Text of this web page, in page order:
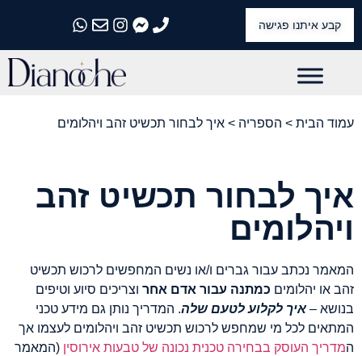
קבע איתנו פגישה
התקשרו אלינו
התקשרו אלינו
התקשרו אלינו
התקשרו אלינו
התקשרו אלינו
עמוד הבית > הספריה > איך לבחור תכשיט זהב ויהלומים
איך לבחור תכשיט זהב
ויהלומים
המאמר נכתב עבור גברים ו/או נשים המחפשים לרכוש תכשיט
זהב או יהלומים כמתנה עבור אדם אחר וצריכים סיוע וטיפים
בנושא – איך לקלוע לטעם שלה. המדריך נותן גם מידע טכני
המתאים לכל מי שמחפש לרכוש תכשיט זהב ויהלומים לעצמו אך
המדריך העוסק בבחירה טכנית נכונה של טבעות אירוסין (המאמר